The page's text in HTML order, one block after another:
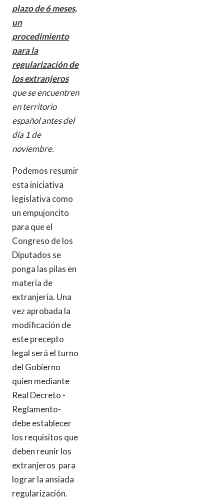
plazo de 6 meses,
un
procedimiento
para la
regularización de
los extranjeros
que se encuentren
en territorio
español antes del
día 1 de
noviembre.
Podemos resumir
esta iniciativa
legislativa como
un empujoncito
para que el
Congreso de los
Diputados se
ponga las pilas en
materia de
extranjería. Una
vez aprobada la
modificación de
este precepto
legal será el turno
del Gobierno
quien mediante
Real Decreto -
Reglamento-
debe establecer
los requisitos que
deben reunir los
extranjeros para
lograr la ansiada
regularización.